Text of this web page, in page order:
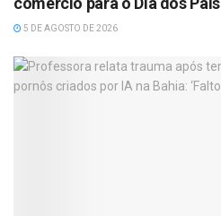
5 DE AGOSTO DE 2026